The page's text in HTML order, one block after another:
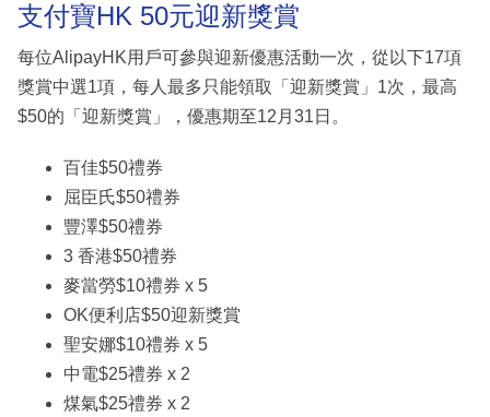
支付寶HK 50元迎新獎賞
每位AlipayHK用戶可參與迎新優惠活動一次，從以下17項
獎賞中選1項，每人最多只能領取「迎新獎賞」1次，最高
$50的「迎新獎賞」，優惠期至12月31日。
百佳$50禮券
屈臣氏$50禮券
豐澤$50禮券
3 香港$50禮券
麥當勞$10禮券 x 5
OK便利店$50迎新獎賞
聖安娜$10禮券 x 5
中電$25禮券 x 2
煤氣$25禮券 x 2